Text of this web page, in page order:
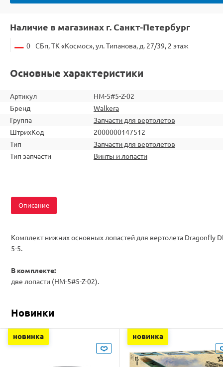
Наличие в магазинах г. Санкт-Петербург
0 СБп, ТК «Космос», ул. Типанова, д. 27/39, 2 этаж
Основные характеристики
Артикул
HM-5#5-Z-02
Бренд
Walkera
Группа
Запчасти для вертолетов
ШтрихКод
2000000147512
Тип
Запчасти для вертолетов
Тип запчасти
Винты и лопасти
Описание
Комплект нижних основных лопастей для вертолета Dragonfly
5-5.
В комплекте:
две лопасти (HM-5#5-Z-02).
Новинки
новинка новинка